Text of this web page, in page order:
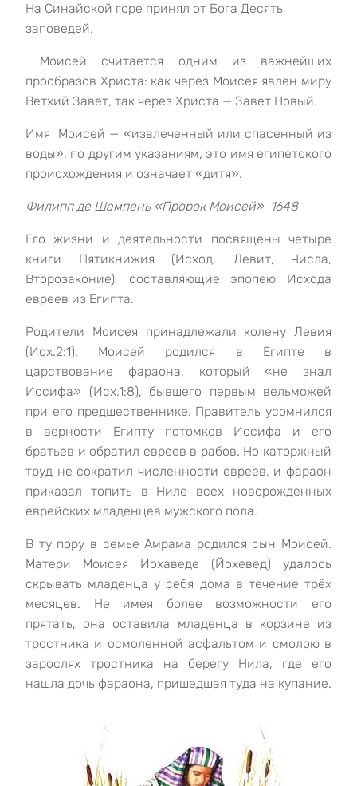
На Синайской горе принял от Бога Десять
заповедей.
Моисей считается одним из важнейших
прообразов Христа: как через Моисея явлен миру
Ветхий Завет, так через Христа — Завет Новый.
Имя Моисей — «извлеченный или спасенный из
воды», по другим указаниям, это имя египетского
происхождения и означает «дитя».
Филипп де Шампень «Пророк Моисей» 1648
Его жизни и деятельности посвящены четыре
книги Пятикнижия (Исход, Левит, Числа,
Второзаконие), составляющие эпопею Исхода
евреев из Египта.
Родители Моисея принадлежали колену Левия
(Исх.2:1). Моисей родился в Египте в
царствование фараона, который «не знал
Иосифа» (Исх.1:8), бывшего первым вельможей
при его предшественнике. Правитель усомнился
в верности Египту потомков Иосифа и его
братьев и обратил евреев в рабов. Но каторжный
труд не сократил численности евреев, и фараон
приказал топить в Ниле всех новорожденных
еврейских младенцев мужского пола.
В ту пору в семье Амрама родился сын Моисей.
Матери Моисея Иохаведе (Йохевед) удалось
скрывать младенца у себя дома в течение трёх
месяцев. Не имея более возможности его
прятать, она оставила младенца в корзине из
тростника и осмоленной асфальтом и смолою в
зарослях тростника на берегу Нила, где его
нашла дочь фараона, пришедшая туда на купание.